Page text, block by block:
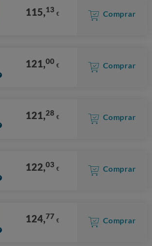
115,13 € Comprar
121,00 € Comprar
121,28 € Comprar
122,03 € Comprar
124,77 € Comprar